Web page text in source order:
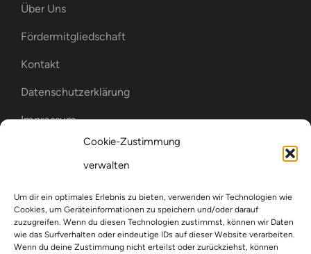
Cookie-Zustimmung
verwalten
Um dir ein optimales Erlebnis zu bieten, verwenden wir Technologien wie
Cookies, um Geräteinformationen zu speichern und/oder darauf
zuzugreifen. Wenn du diesen Technologien zustimmst, können wir Daten
wie das Surfverhalten oder eindeutige IDs auf dieser Website verarbeiten.
Wenn du deine Zustimmung nicht erteilst oder zurückziehst, können
Über Uns
Fördermitgliedschaft
Kontakt
Datenschutzerklärung
Impressum
Cookie-Richtlinie (EU)